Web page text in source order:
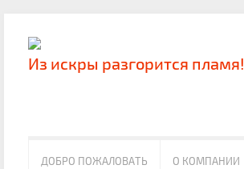
Из искры разгорится пламя!
ДОБРО ПОЖАЛОВАТЬ О КОМПАНИИ